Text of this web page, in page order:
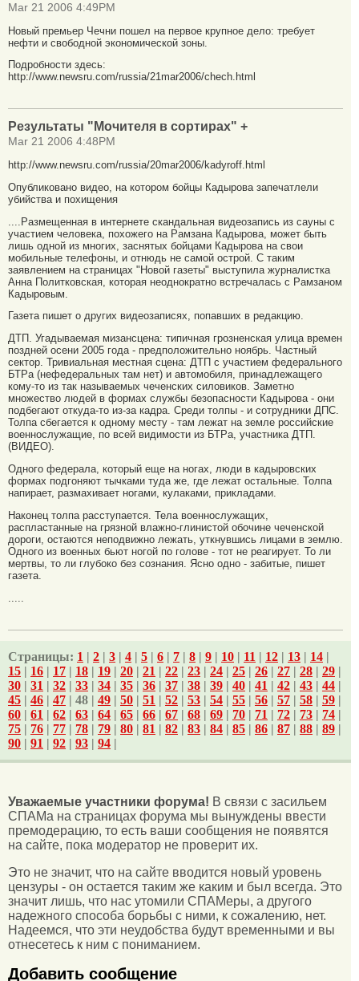
Mar 21 2006 4:49PM
Новый премьер Чечни пошел на первое крупное дело: требует
нефти и свободной экономической зоны.
Подробности здесь:
http://www.newsru.com/russia/21mar2006/chech.html
Результаты "Мочителя в сортирах" +
Mar 21 2006 4:48PM
http://www.newsru.com/russia/20mar2006/kadyroff.html
Опубликовано видео, на котором бойцы Кадырова запечатлели
убийства и похищения
....Размещенная в интернете скандальная видеозапись из сауны с
участием человека, похожего на Рамзана Кадырова, может быть
лишь одной из многих, заснятых бойцами Кадырова на свои
мобильные телефоны, и отнюдь не самой острой. С таким
заявлением на страницах "Новой газеты" выступила журналистка
Анна Политковская, которая неоднократно встречалась с Рамзаном
Кадыровым.
Газета пишет о других видеозаписях, попавших в редакцию.
ДТП. Угадываемая мизансцена: типичная грозненская улица времен
поздней осени 2005 года - предположительно ноябрь. Частный
сектор. Тривиальная местная сцена: ДТП с участием федерального
БТРа (нефедеральных там нет) и автомобиля, принадлежащего
кому-то из так называемых чеченских силовиков. Заметно
множество людей в формах службы безопасности Кадырова - они
подбегают откуда-то из-за кадра. Среди толпы - и сотрудники ДПС.
Толпа сбегается к одному месту - там лежат на земле российские
военнослужащие, по всей видимости из БТРа, участника ДТП.
(ВИДЕО).
Одного федерала, который еще на ногах, люди в кадыровских
формах подгоняют тычками туда же, где лежат остальные. Толпа
напирает, размахивает ногами, кулаками, прикладами.
Наконец толпа расступается. Тела военнослужащих,
распластанные на грязной влажно-глинистой обочине чеченской
дороги, остаются неподвижно лежать, уткнувшись лицами в землю.
Одного из военных бьют ногой по голове - тот не реагирует. То ли
мертвы, то ли глубоко без сознания. Ясно одно - забитые, пишет
газета.
Страницы: 1 | 2 | 3 | 4 | 5 | 6 | 7 | 8 | 9 | 10 | 11 | 12 | 13 | 14 |
15 | 16 | 17 | 18 | 19 | 20 | 21 | 22 | 23 | 24 | 25 | 26 | 27 | 28 | 29 |
30 | 31 | 32 | 33 | 34 | 35 | 36 | 37 | 38 | 39 | 40 | 41 | 42 | 43 | 44 |
45 | 46 | 47 | 48 | 49 | 50 | 51 | 52 | 53 | 54 | 55 | 56 | 57 | 58 | 59 |
60 | 61 | 62 | 63 | 64 | 65 | 66 | 67 | 68 | 69 | 70 | 71 | 72 | 73 | 74 |
75 | 76 | 77 | 78 | 79 | 80 | 81 | 82 | 83 | 84 | 85 | 86 | 87 | 88 | 89 |
90 | 91 | 92 | 93 | 94 |
Уважаемые участники форума! В связи с засильем
СПАМа на страницах форума мы вынуждены ввести
премодерацию, то есть ваши сообщения не появятся
на сайте, пока модератор не проверит их.
Это не значит, что на сайте вводится новый уровень
цензуры - он остается таким же каким и был всегда. Это
значит лишь, что нас утомили СПАМеры, а другого
надежного способа борьбы с ними, к сожалению, нет.
Надеемся, что эти неудобства будут временными и вы
отнесетесь к ним с пониманием.
Добавить сообщение